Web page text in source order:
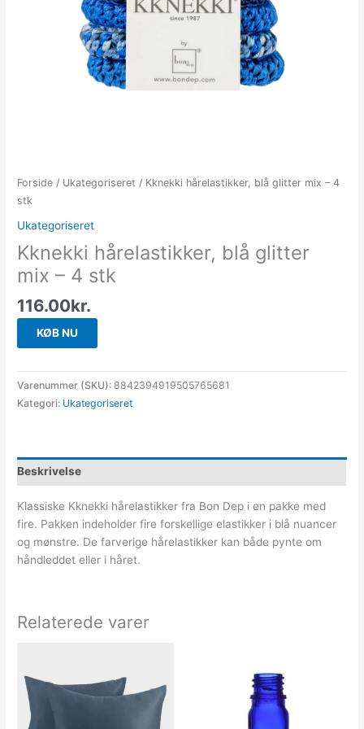
Forside / Ukategoriseret / Kknekki hårelastikker, blå glitter mix – 4
stk
Ukategoriseret
Kknekki hårelastikker, blå glitter
mix – 4 stk
116.00kr.
KØB NU
Varenummer (SKU):8842394919505765681
Kategori: Ukategoriseret
Beskrivelse
Klassiske Kknekki hårelastikker fra Bon Dep i en pakke med
fire. Pakken indeholder fire forskellige elastikker i blå nuancer
og mønstre. De farverige hårelastikker kan både pynte om
håndleddet eller i håret.
Relaterede varer